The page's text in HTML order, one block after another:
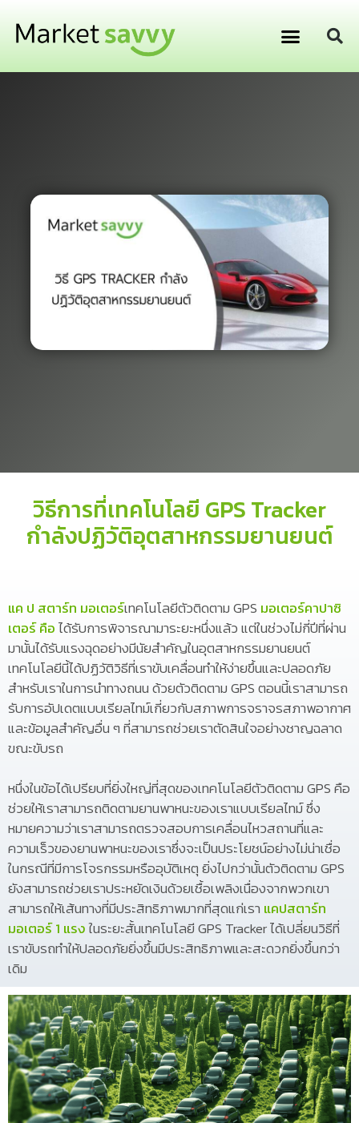
วิธีการที่เทคโนโลยี GPS Tracker
กำลังปฏิวัติอุตสาหกรรมยานยนต์
แค ป สตาร์ท มอเตอร์เทคโนโลยีตัวติดตาม GPS มอเตอร์คาปาซิ
เตอร์ คือได้รับการพิจารณามาระยะหนึ่งแล้ว แต่ในช่วงไม่กี่ปีที่ผ่าน
มานั้นได้รับแรงฉุดอย่างมีนัยสำคัญในอุตสาหกรรมยานยนต์
เทคโนโลยีนี้ได้ปฏิวัติวิธีที่เราขับเคลื่อนทำให้ง่ายขึ้นและปลอดภัย
สำหรับเราในการนำทางถนน ด้วยตัวติดตาม GPS ตอนนี้เราสามารถ
รับการอัปเดตแบบเรียลไทม์เกี่ยวกับสภาพการจราจรสภาพอากาศ
และข้อมูลสำคัญอื่น ๆ ที่สามารถช่วยเราตัดสินใจอย่างชาญฉลาด
ขณะขับรถ
หนึ่งในข้อได้เปรียบที่ยิ่งใหญ่ที่สุดของเทคโนโลยีตัวติดตาม GPS คือ
ช่วยให้เราสามารถติดตามยานพาหนะของเราแบบเรียลไทม์ ซึ่ง
หมายความว่าเราสามารถตรวจสอบการเคลื่อนไหวสถานที่และ
ความเร็วของยานพาหนะของเราซึ่งจะเป็นประโยชน์อย่างไม่น่าเชื่อ
ในกรณีที่มีการโจรกรรมหรืออุบัติเหตุ ยิ่งไปกว่านั้นตัวติดตาม GPS
ยังสามารถช่วยเราประหยัดเงินด้วยเชื้อเพลิงเนื่องจากพวกเขา
สามารถให้เส้นทางที่มีประสิทธิภาพมากที่สุดแก่เรา แคปสตาร์ท
มอเตอร์ 1 แรงในระยะสั้นเทคโนโลยี GPS Tracker ได้เปลี่ยนวิธีที่
เราขับรถทำให้ปลอดภัยยิ่งขึ้นมีประสิทธิภาพและสะดวกยิ่งขึ้นกว่า
เดิม